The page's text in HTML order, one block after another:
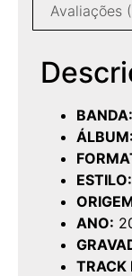
Avaliações
BANDA:
ÁLBUM:
ESTILO:
ANO:
TRACK